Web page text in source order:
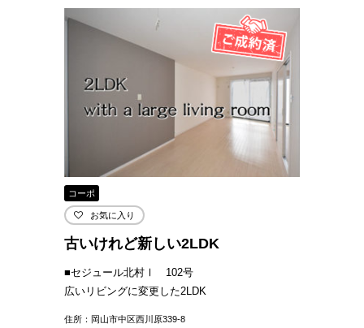
コーポ
お気に入り
古いけれど新しい2LDK
■セジュール北村Ⅰ 102号
広いリビングに変更した2LDK
住所：岡山市中区西川原339-8